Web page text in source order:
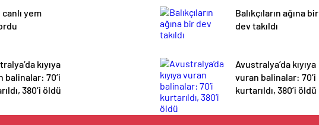
canlı yem
kıyıya
balinalar: 70’i
380’i öldü
Balıkçıların ağına bir
dev takıldı
Avustralya’da kıyıya
vuran balinalar: 70’i
kurtarıldı, 380’i öldü